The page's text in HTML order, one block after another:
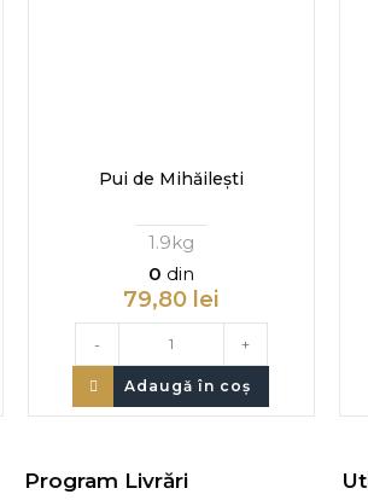
Pui de Mihăilești
1.9kg
0 din
79,80 lei
- +
Adaugă în coș
Program Livrări